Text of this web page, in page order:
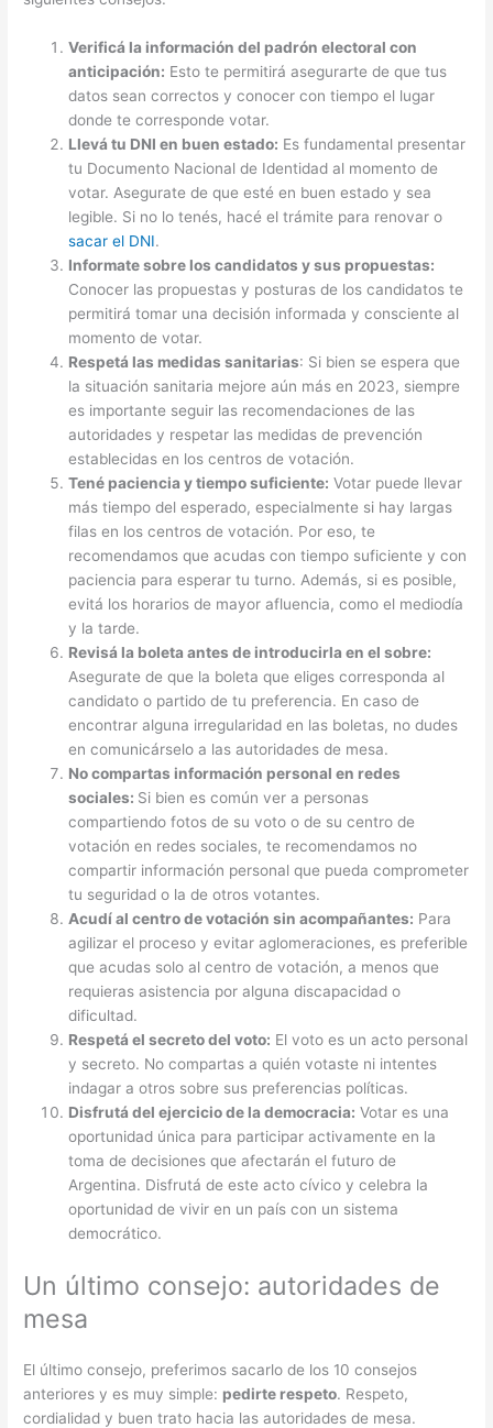
Verificá la información del padrón electoral con
anticipación: Esto te permitirá asegurarte de que tus
datos sean correctos y conocer con tiempo el lugar
donde te corresponde votar.
Llevá tu DNI en buen estado: Es fundamental presentar
tu Documento Nacional de Identidad al momento de
votar. Asegurate de que esté en buen estado y sea
legible. Si no lo tenés, hacé el trámite para renovar o
sacar el DNI.
Informate sobre los candidatos y sus propuestas:
Conocer las propuestas y posturas de los candidatos te
permitirá tomar una decisión informada y consciente al
momento de votar.
Respetá las medidas sanitarias: Si bien se espera que
la situación sanitaria mejore aún más en 2023, siempre
es importante seguir las recomendaciones de las
autoridades y respetar las medidas de prevención
establecidas en los centros de votación.
Tené paciencia y tiempo suficiente: Votar puede llevar
más tiempo del esperado, especialmente si hay largas
filas en los centros de votación. Por eso, te
recomendamos que acudas con tiempo suficiente y con
paciencia para esperar tu turno. Además, si es posible,
evitá los horarios de mayor afluencia, como el mediodía
y la tarde.
Revisá la boleta antes de introducirla en el sobre:
Asegurate de que la boleta que eliges corresponda al
candidato o partido de tu preferencia. En caso de
encontrar alguna irregularidad en las boletas, no dudes
en comunicárselo a las autoridades de mesa.
No compartas información personal en redes
sociales: Si bien es común ver a personas
compartiendo fotos de su voto o de su centro de
votación en redes sociales, te recomendamos no
compartir información personal que pueda comprometer
tu seguridad o la de otros votantes.
Acudí al centro de votación sin acompañantes: Para
agilizar el proceso y evitar aglomeraciones, es preferible
que acudas solo al centro de votación, a menos que
requieras asistencia por alguna discapacidad o
dificultad.
Respetá el secreto del voto: El voto es un acto personal
y secreto. No compartas a quién votaste ni intentes
indagar a otros sobre sus preferencias políticas.
Disfrutá del ejercicio de la democracia: Votar es una
oportunidad única para participar activamente en la
toma de decisiones que afectarán el futuro de
Argentina. Disfrutá de este acto cívico y celebra la
oportunidad de vivir en un país con un sistema
democrático.
Un último consejo: autoridades de
mesa
El último consejo, preferimos sacarlo de los 10 consejos
anteriores y es muy simple: pedirte respeto. Respeto,
cordialidad y buen trato hacia las autoridades de mesa.